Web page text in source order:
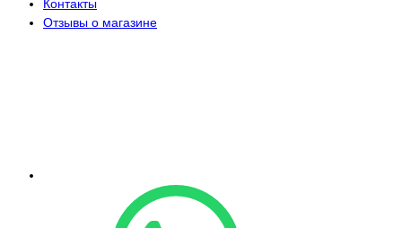
Контакты
Отзывы о магазине